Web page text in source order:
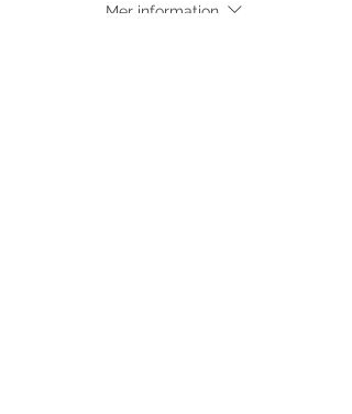
Mer information